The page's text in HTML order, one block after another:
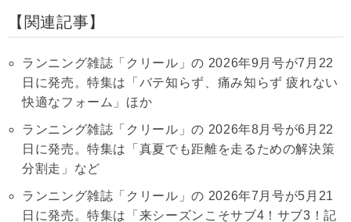
関連記事
ランニング雑誌「クリール」の 2026年9月号が7月22
日に発売。特集は「バテ知らず、痛み知らず 疲れない
快適なフォーム」ほか
ランニング雑誌「クリール」の 2026年8月号が6月22
日に発売。特集は「真夏でも距離を走るための解決策
分割走」など
ランニング雑誌「クリール」の 2026年7月号が5月21
日に発売。特集は「来シーズンこそサブ4！サブ3！記